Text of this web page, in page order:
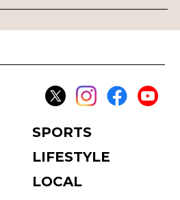
SPORTS
LIFESTYLE
LOCAL